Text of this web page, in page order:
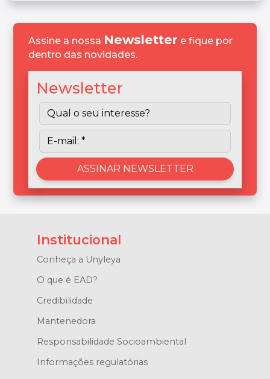
Assine a nossa Newsletter e fique por
dentro das novidades.
Newsletter
Institucional
Conheça a Unyleya
O que é EAD?
Credibilidade
Mantenedora
Responsabilidade Socioambiental
Informações regulatórias